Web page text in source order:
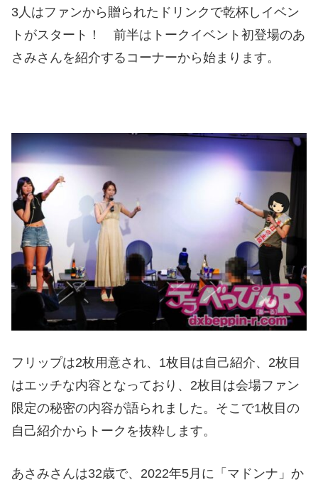
3人はファンから贈られたドリンクで乾杯しイベン
トがスタート！ 前半はトークイベント初登場のあ
さみさんを紹介するコーナーから始まります。
フリップは2枚用意され、1枚目は自己紹介、2枚目
はエッチな内容となっており、2枚目は会場ファン
限定の秘密の内容が語られました。そこで1枚目の
自己紹介からトークを抜粋します。
あさみさんは32歳で、2022年5月に「マドンナ」か